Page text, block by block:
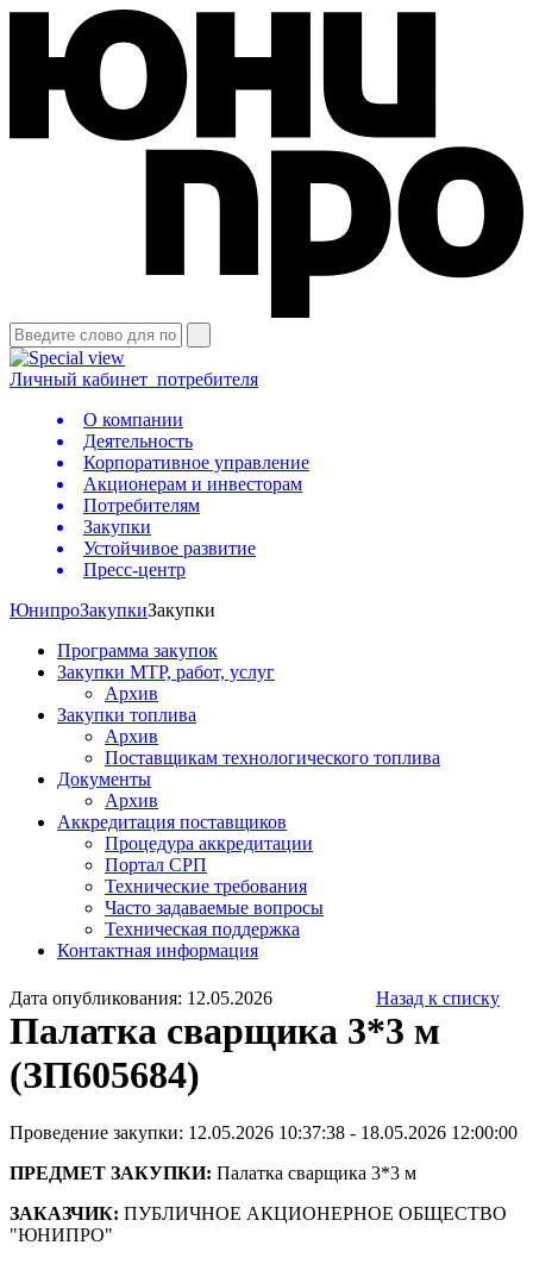
Личный кабинет потребителя
О компании
Деятельность
Корпоративное управление
Акционерам и инвесторам
Потребителям
Закупки
Устойчивое развитие
Пресс-центр
ЮнипроЗакупкиЗакупки
Программа закупок
Закупки МТР, работ, услуг
Архив
Закупки топлива
Архив
Поставщикам технологического топлива
Документы
Архив
Аккредитация поставщиков
Процедура аккредитации
Портал СРП
Технические требования
Часто задаваемые вопросы
Техническая поддержка
Контактная информация
Дата опубликования: 12.05.2026 Назад к списку
Палатка сварщика 3*3 м
(ЗП605684)
Проведение закупки: 12.05.2026 10:37:38 - 18.05.2026 12:00:00
ПРЕДМЕТ ЗАКУПКИ: Палатка сварщика 3*3 м
ЗАКАЗЧИК: ПУБЛИЧНОЕ АКЦИОНЕРНОЕ ОБЩЕСТВО
"ЮНИПРО"